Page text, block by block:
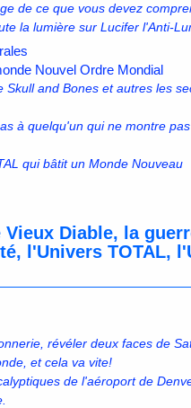
de ce que vous devez
la lumière sur Lucifer l'Anti-
Nouvel Ordre Mondial
and Bones et autres les
à quelqu'un qui ne montre
qui bâtit un Monde Nouveau
Diable, la
l'Univers TOTAL,
révéler deux faces de
et cela va vite!
de l'aéroport de